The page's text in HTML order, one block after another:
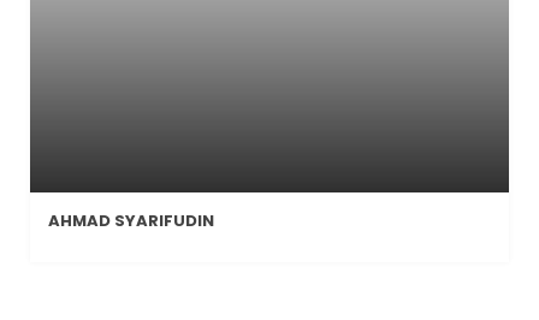
AHMAD SYARIFUDIN